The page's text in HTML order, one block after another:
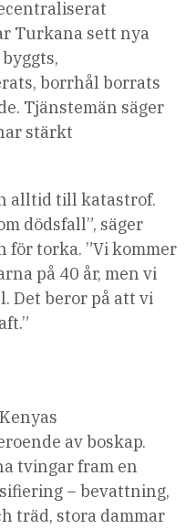
Turkana sett nya
borrhål borrats
Tjänstemän säger
stärkt
alltid till katastrof.
dödsfall”, säger
för torka. ”Vi kommer
på 40 år, men vi
Det beror på att vi
av boskap.
tvingar fram en
– bevattning,
träd, stora dammar